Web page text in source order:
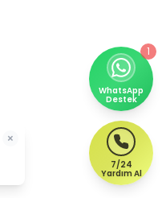
×
7/24
Yardım Al
WhatsApp
Destek
1